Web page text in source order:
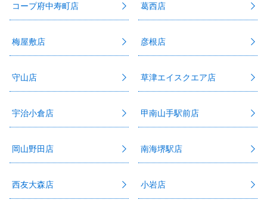
コープ府中寿町店 葛西店
梅屋敷店 彦根店
守山店 草津エイスクエア店
宇治小倉店 甲南山手駅前店
岡山野田店 南海堺駅店
西友大森店 小岩店